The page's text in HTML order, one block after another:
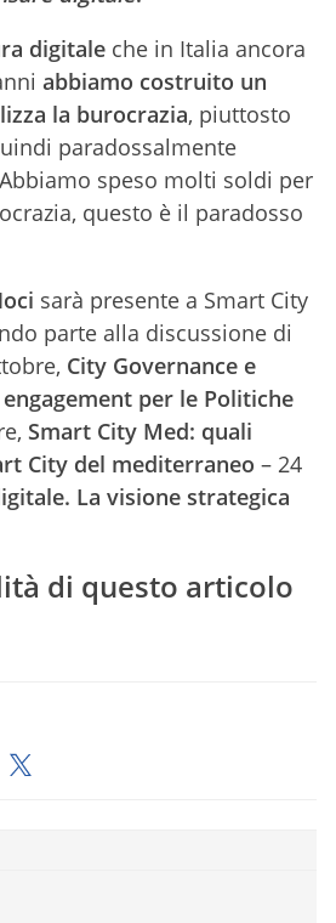
digitale che in Italia ancora
abbiamo costruito un
la burocrazia, piuttosto
paradossalmente
speso molti soldi per
questo è il paradosso
sarà presente a Smart City
parte alla discussione di
City Governance e
per le Politiche
Smart City Med: quali
City del mediterraneo – 24
La visione strategica
di questo articolo